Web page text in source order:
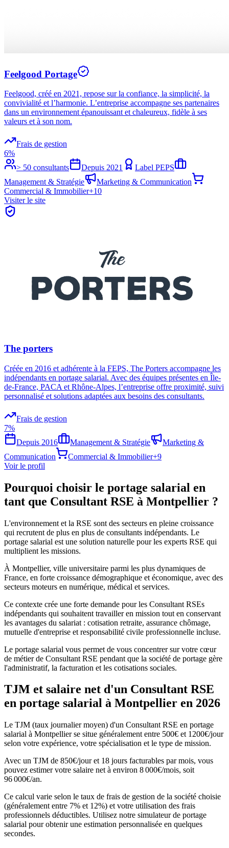
Feelgood Portage
Feelgood, créé en 2021, repose sur la confiance, la simplicité, la
convivialité et l’harmonie. L’entreprise accompagne ses partenaires
dans un environnement épanouissant et chaleureux, fidèle à ses
valeurs et à son nom.
Frais de gestion
6%
> 50 consultants
Depuis 2021
Label PEPS
Management & Stratégie
Marketing & Communication
Commercial & Immobilier+10
Visiter le site
The porters
Créée en 2016 et adhérente à la FEPS, The Porters accompagne les
indépendants en portage salarial. Avec des équipes présentes en Île-
de-France, PACA et Rhône-Alpes, l’entreprise offre proximité, suivi
personnalisé et solutions adaptées aux besoins des consultants.
Frais de gestion
7%
Depuis 2016 Management & Stratégie
Marketing &
Communication
Commercial & Immobilier+9
Voir le profil
Pourquoi choisir le portage salarial en
tant que Consultant RSE à Montpellier ?
L'environnement et la RSE sont des secteurs en pleine croissance
qui recrutent de plus en plus de consultants indépendants. Le
portage salarial est une solution naturelle pour les experts RSE qui
multiplient les missions.
À Montpellier, ville universitaire parmi les plus dynamiques de
France, en forte croissance démographique et économique, avec des
secteurs moteurs en numérique, médical et services.
Ce contexte crée une forte demande pour les Consultant RSEs
indépendants qui souhaitent travailler en mission tout en conservant
les avantages du salariat : cotisation retraite, assurance chômage,
mutuelle d'entreprise et responsabilité civile professionnelle incluse.
Le portage salarial vous permet de vous concentrer sur votre cœur
de métier de Consultant RSE pendant que la société de portage gère
l'administratif, la facturation et les cotisations sociales.
TJM et salaire net d'un Consultant RSE
en portage salarial à Montpellier en 2026
Le TJM (taux journalier moyen) d'un Consultant RSE en portage
salarial à Montpellier se situe généralement entre 500€ et 1200€/jour
selon votre expérience, votre spécialisation et le type de mission.
Avec un TJM de 850€/jour et 18 jours facturables par mois, vous
pouvez estimer votre salaire net à environ 8 000€/mois, soit
96 000€/an.
Ce calcul varie selon le taux de frais de gestion de la société choisie
(généralement entre 7% et 12%) et votre utilisation des frais
professionnels déductibles. Utilisez notre simulateur de portage
salarial pour obtenir une estimation personnalisée en quelques
secondes.